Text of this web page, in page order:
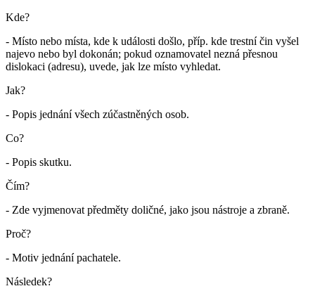
Kde?
- Místo nebo místa, kde k události došlo, příp. kde trestní čin vyšel
najevo nebo byl dokonán; pokud oznamovatel nezná přesnou
dislokaci (adresu), uvede, jak lze místo vyhledat.
Jak?
- Popis jednání všech zúčastněných osob.
Co?
- Popis skutku.
Čím?
- Zde vyjmenovat předměty doličné, jako jsou nástroje a zbraně.
Proč?
- Motiv jednání pachatele.
Následek?